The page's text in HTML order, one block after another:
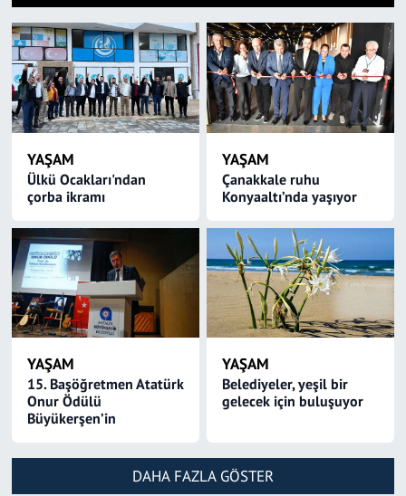
1 2 3 4 5 6 8 9 10 11 12 13 14 15
YAŞAM
Ülkü Ocakları'ndan
çorba ikramı
YAŞAM
Çanakkale ruhu
Konyaaltı’nda yaşıyor
YAŞAM
15. Başöğretmen Atatürk
Onur Ödülü
Büyükerşen’in
YAŞAM
Belediyeler, yeşil bir
gelecek için buluşuyor
DAHA FAZLA GÖSTER
SAĞLIK
YAŞAM
KÜLTÜR SANAT
EĞİTİM